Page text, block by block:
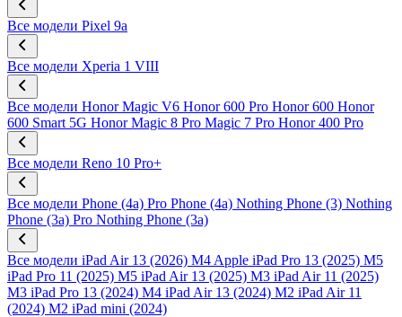
Все модели Pixel 9a
Все модели Xperia 1 VIII
Все модели Honor Magic V6 Honor 600 Pro Honor 600 Honor
600 Smart 5G Honor Magic 8 Pro Magic 7 Pro Honor 400 Pro
Все модели Reno 10 Pro+
Все модели Phone (4a) Pro Phone (4a) Nothing Phone (3) Nothing
Phone (3a) Pro Nothing Phone (3a)
Все модели iPad Air 13 (2026) M4 Apple iPad Pro 13 (2025) M5
iPad Pro 11 (2025) M5 iPad Air 13 (2025) M3 iPad Air 11 (2025)
M3 iPad Pro 13 (2024) M4 iPad Air 13 (2024) M2 iPad Air 11
(2024) M2 iPad mini (2024)